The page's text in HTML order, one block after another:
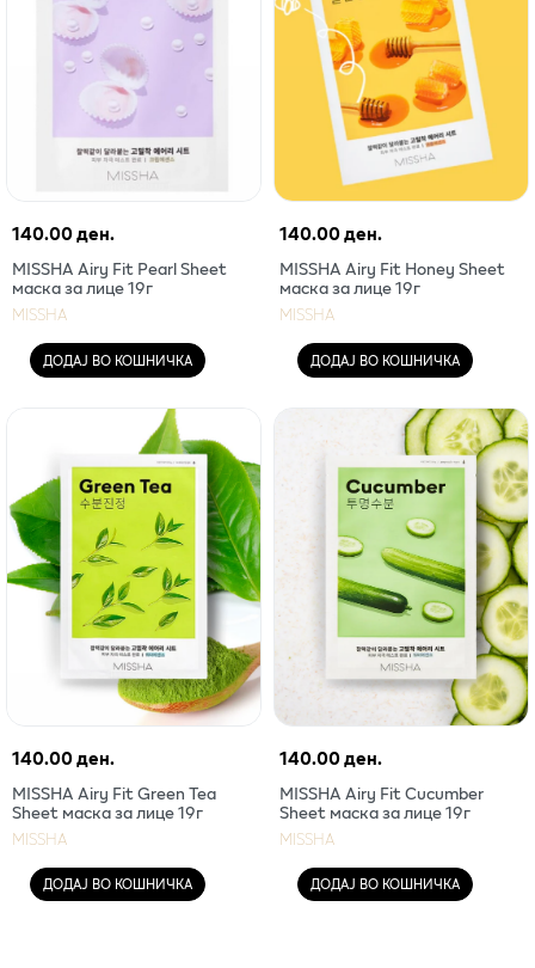
140.00 ден.
MISSHA Airy Fit Pearl Sheet
маска за лице 19г
MISSHA
ДОДАЈ ВО КОШНИЧКА
140.00 ден.
MISSHA Airy Fit Honey Sheet
маска за лице 19г
MISSHA
ДОДАЈ ВО КОШНИЧКА
140.00 ден.
MISSHA Airy Fit Green Tea
Sheet маска за лице 19г
MISSHA
ДОДАЈ ВО КОШНИЧКА
140.00 ден.
MISSHA Airy Fit Cucumber
Sheet маска за лице 19г
MISSHA
ДОДАЈ ВО КОШНИЧКА